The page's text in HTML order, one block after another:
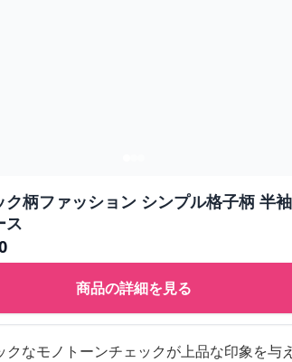
ク柄ファッション シンプル格子柄 半
ス
商品の詳細を見る
クなモノトーンチェックが上品な印象を与